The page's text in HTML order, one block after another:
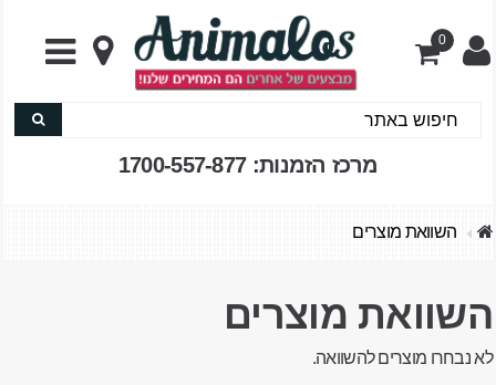
0
מרכז הזמנות: 1700-557-877
השוואת מוצרים
השוואת מוצרים
לא נבחרו מוצרים להשוואה.